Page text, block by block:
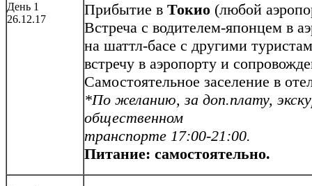
День 1
26.12.17
Прибытие в Токио (любой
Встреча с водителем-японцем в
на шаттл-басе с другими
встречу в аэропорту и
Самостоятельное заселение в
*По желанию, за доп.плату,
общественном
транспорте 17:00-21:00.
Питание: самостоятельно.